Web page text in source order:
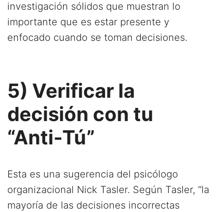
investigación sólidos que muestran lo
importante que es estar presente y
enfocado cuando se toman decisiones.
5) Verificar la
decisión con tu
“Anti-Tú”
Esta es una sugerencia del psicólogo
organizacional Nick Tasler. Según Tasler, “la
mayoría de las decisiones incorrectas